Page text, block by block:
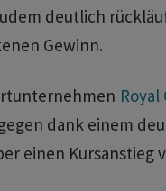
deutlich
Gewinn.
Royal
dank einem
einen Kursanstieg